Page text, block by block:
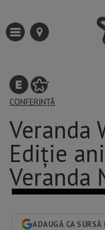
CONFERINȚĂ
Veranda
Ediție
Veranda
ADAUGĂ CA SURSĂ